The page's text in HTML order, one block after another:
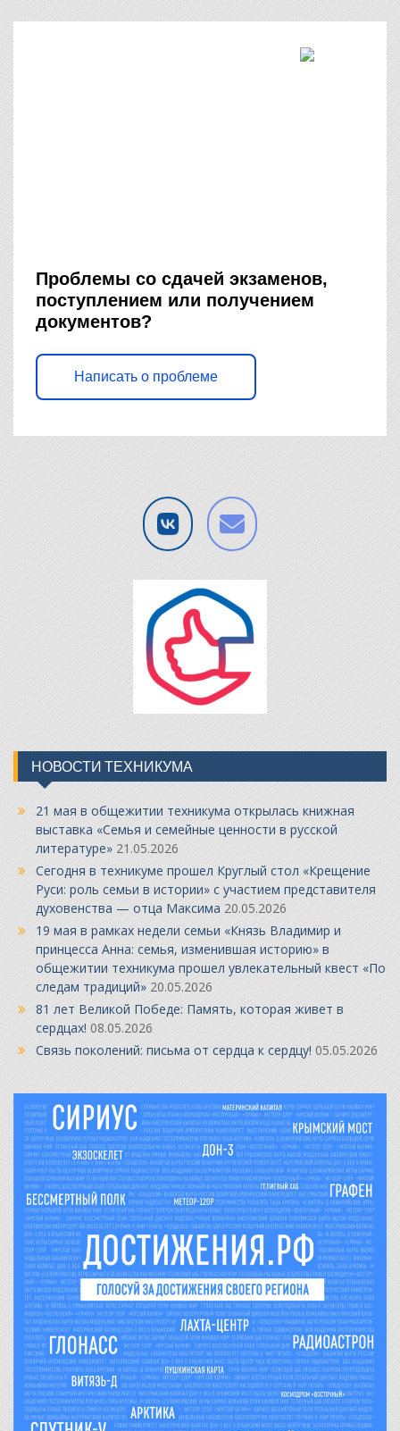
Проблемы со сдачей экзаменов,
поступлением или получением
документов?
Написать о проблеме
НОВОСТИ ТЕХНИКУМА
21 мая в общежитии техникума открылась книжная
выставка «Семья и семейные ценности в русской
литературе» 21.05.2026
Сегодня в техникуме прошел Круглый стол «Крещение
Руси: роль семьи в истории» с участием представителя
духовенства — отца Максима 20.05.2026
19 мая в рамках недели семьи «Князь Владимир и
принцесса Анна: семья, изменившая историю» в
общежитии техникума прошел увлекательный квест «По
следам традиций» 20.05.2026
81 лет Великой Победе: Память, которая живет в
сердцах! 08.05.2026
Связь поколений: письма от сердца к сердцу! 05.05.2026